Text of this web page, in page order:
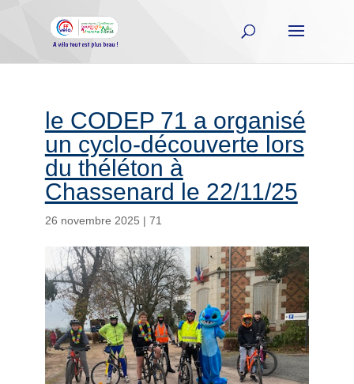
le CODEP 71 a organisé
un cyclo-découverte lors
du théléton à
Chassenard le 22/11/25
26 novembre 2025 | 71